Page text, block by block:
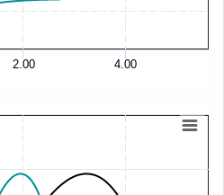
2.00 4.00